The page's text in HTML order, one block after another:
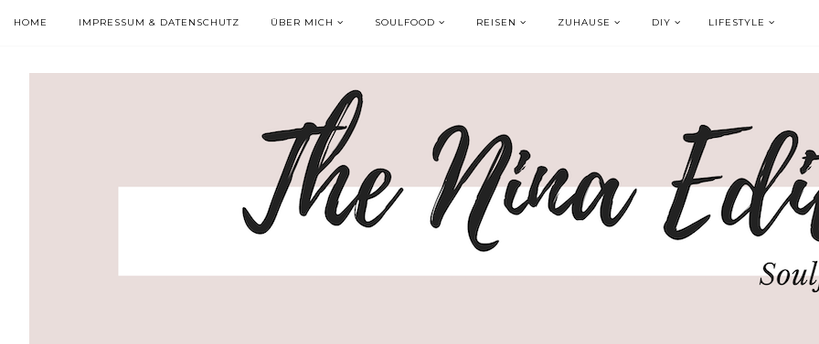
HOME IMPRESSUM & DATENSCHUTZ ÜBER MICH SOULFOOD REISEN ZUHAUSE DIY LIFESTYLE